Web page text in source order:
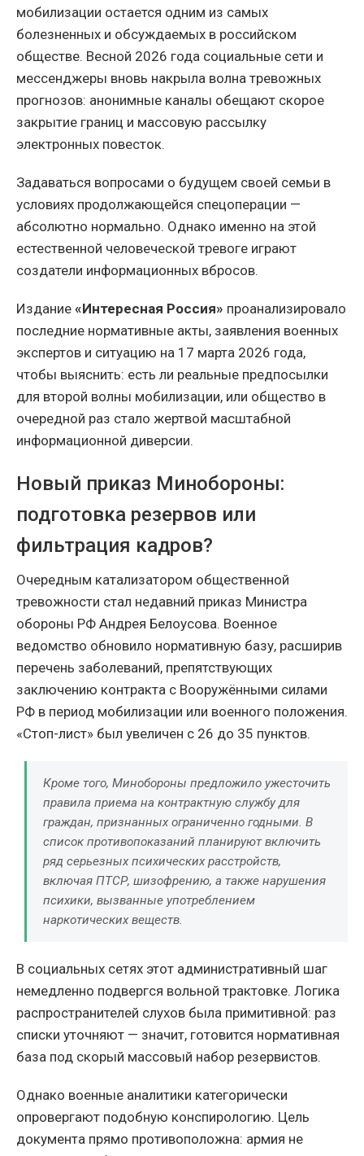
мобилизации остается одним из самых
болезненных и обсуждаемых в российском
обществе. Весной 2026 года социальные сети и
мессенджеры вновь накрыла волна тревожных
прогнозов: анонимные каналы обещают скорое
закрытие границ и массовую рассылку
электронных повесток.
Задаваться вопросами о будущем своей семьи в
условиях продолжающейся спецоперации —
абсолютно нормально. Однако именно на этой
естественной человеческой тревоге играют
создатели информационных вбросов.
Издание «Интересная Россия» проанализировало
последние нормативные акты, заявления военных
экспертов и ситуацию на 17 марта 2026 года,
чтобы выяснить: есть ли реальные предпосылки
для второй волны мобилизации, или общество в
очередной раз стало жертвой масштабной
информационной диверсии.
Новый приказ Минобороны:
подготовка резервов или
фильтрация кадров?
Очередным катализатором общественной
тревожности стал недавний приказ Министра
обороны РФ Андрея Белоусова. Военное
ведомство обновило нормативную базу, расширив
перечень заболеваний, препятствующих
заключению контракта с Вооружёнными силами
РФ в период мобилизации или военного положения.
«Стоп-лист» был увеличен с 26 до 35 пунктов.
Кроме того, Минобороны предложило ужесточить
правила приема на контрактную службу для
граждан, признанных ограниченно годными. В
список противопоказаний планируют включить
ряд серьезных психических расстройств,
включая ПТСР, шизофрению, а также нарушения
психики, вызванные употреблением
наркотических веществ.
В социальных сетях этот административный шаг
немедленно подвергся вольной трактовке. Логика
распространителей слухов была примитивной: раз
списки уточняют — значит, готовится нормативная
база под скорый массовый набор резервистов.
Однако военные аналитики категорически
опровергают подобную конспирологию. Цель
документа прямо противоположна: армия не